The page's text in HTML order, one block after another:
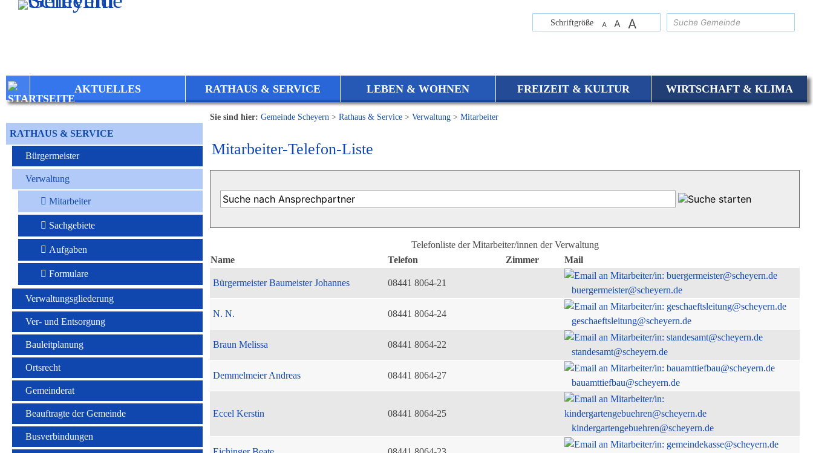
Zum Inhalt,zur Navigationoder
Schriftgröße A A A
AKTUELLES RATHAUS & SERVICE LEBEN & WOHNEN FREIZEIT & KULTUR WIRTSCHAFT & KLIMA
RATHAUS & SERVICE
Bürgermeister
Verwaltung
Mitarbeiter
Sachgebiete
Aufgaben
Formulare
Verwaltungsgliederung
Ver- und Entsorgung
Bauleitplanung
Ortsrecht
Gemeinderat
Beauftragte der Gemeinde
Busverbindungen
Sie sind hier: Gemeinde Scheyern > Rathaus & Service > Verwaltung > Mitarbeiter
Mitarbeiter-Telefon-Liste
Telefonliste der Mitarbeiter/innen der Verwaltung
Name
Telefon Zimmer Mail
Bürgermeister Baumeister Johannes 08441 8064-21
buergermeister@scheyern.de
N. N. 08441 8064-24
geschaeftsleitung@scheyern.de
Braun Melissa 08441 8064-22
standesamt@scheyern.de
Demmelmeier Andreas 08441 8064-27
bauamttiefbau@scheyern.de
Eccel Kerstin
08441 8064-25
kindergartengebuehren@scheyern.de